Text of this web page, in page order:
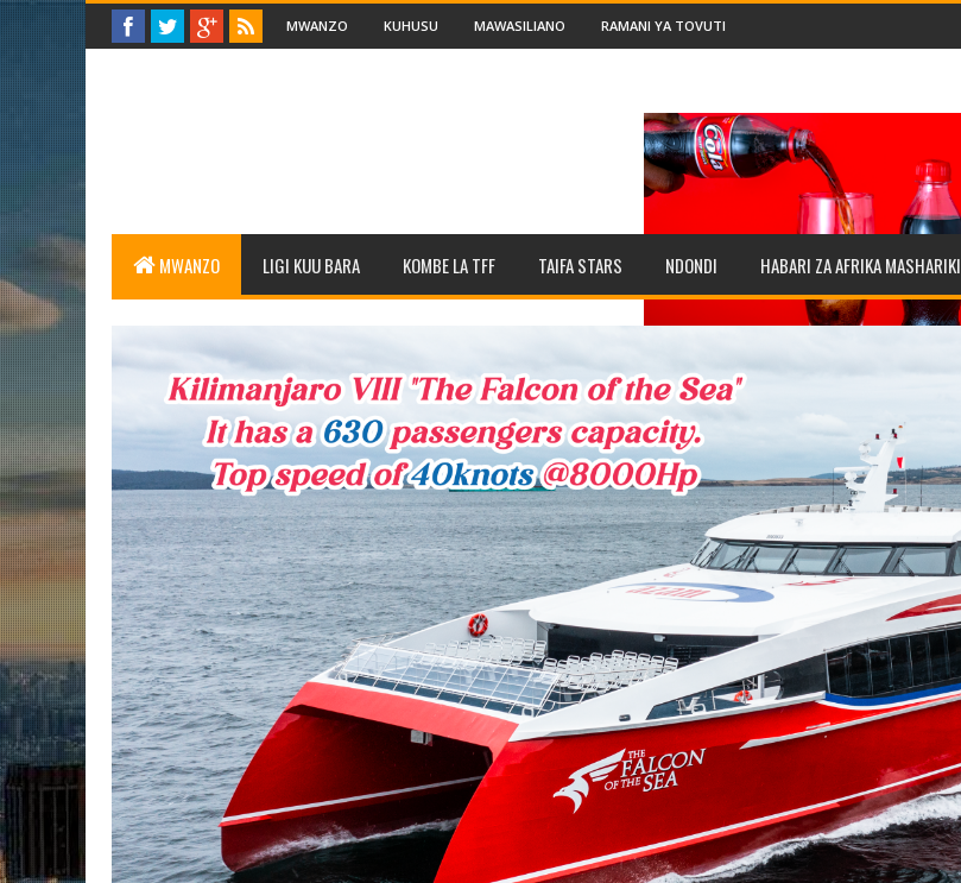
MWANZO KUHUSU MAWASILIANO RAMANI YA TOVUTI
MWANZO LIGI KUU BARA KOMBE LA TFF TAIFA STARS NDONDI HABARI ZA AFRIKA MASHARIKI